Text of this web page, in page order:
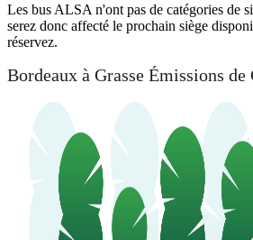
Les bus ALSA n'ont pas de catégories de
serez donc affecté le prochain siège
réservez.
Bordeaux à Grasse Émissions de